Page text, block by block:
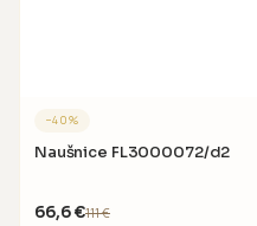
−40%
Naušnice FL3000072/d2
66,6€111€